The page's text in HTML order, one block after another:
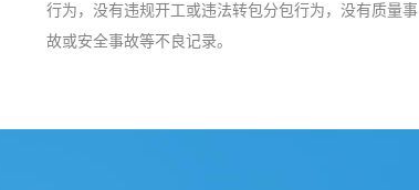
行为，没有违规开工或违法转包分包行为，没有质量事
故或安全事故等不良记录。